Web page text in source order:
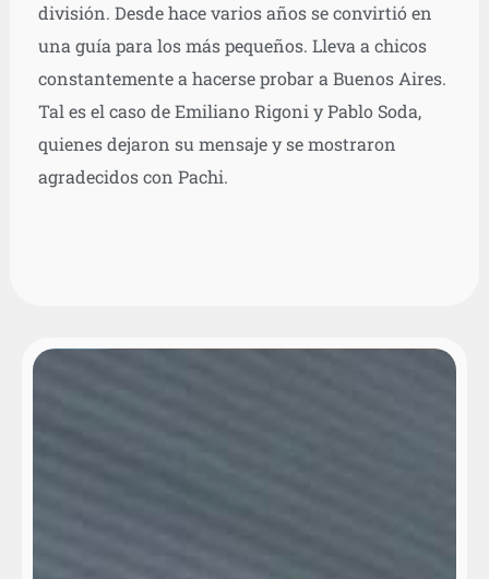
división. Desde hace varios años se convirtió en
una guía para los más pequeños. Lleva a chicos
constantemente a hacerse probar a Buenos Aires.
Tal es el caso de Emiliano Rigoni y Pablo Soda,
quienes dejaron su mensaje y se mostraron
agradecidos con Pachi.